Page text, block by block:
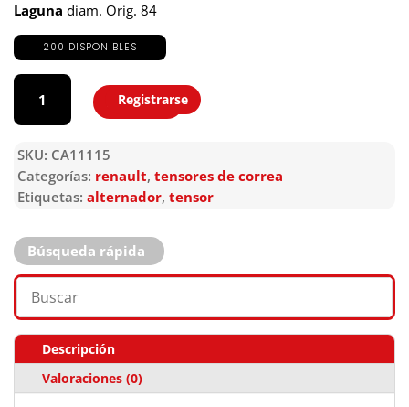
Laguna diam. Orig. 84
200 DISPONIBLES
CA11115
cantidad
Agregar
Registrarse
SKU: CA11115
Categorías: renault, tensores de correa
Etiquetas: alternador, tensor
Búsqueda rápida
Descripción
Valoraciones (0)